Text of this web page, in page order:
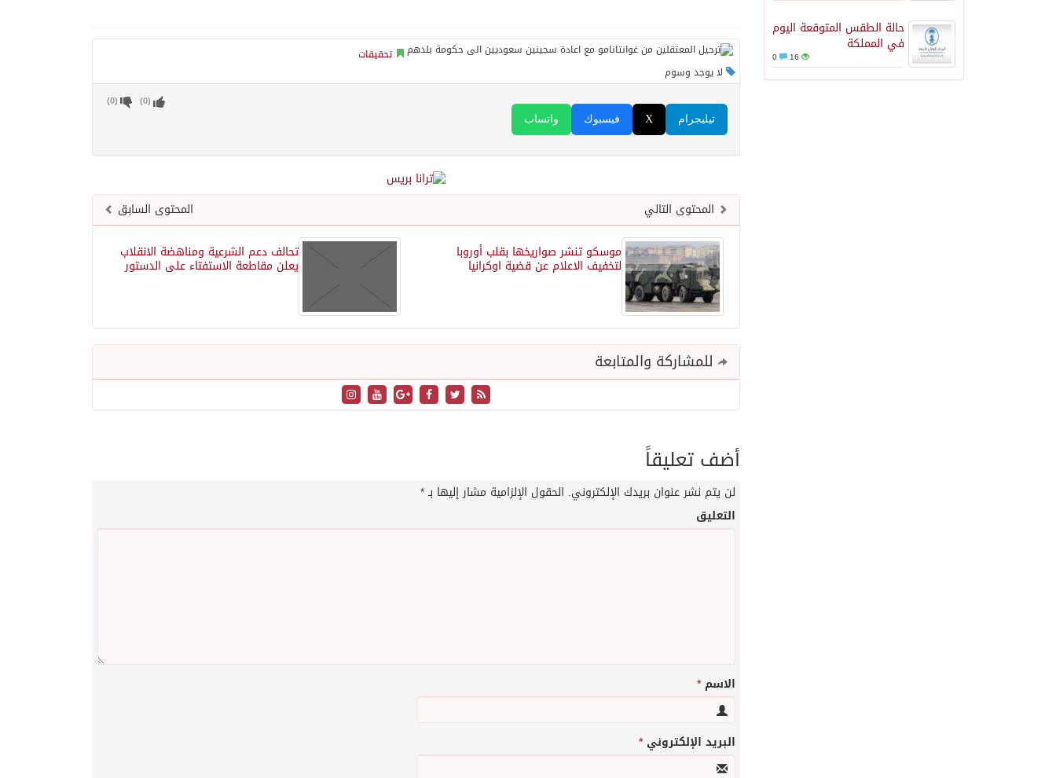
حالة الطقس المتوقعة اليوم
في المملكة
16
تحقيقات
لا يوجد وسوم
واتساب فيسبوك X تيليجرام
(
0
) (
0
)
المحتوى السابق
المحتوى التالي
تحالف دعم الشرعية ومناهضة الانقلاب
يعلن مقاطعة الاستفتاء على الدستور
موسكو تنشر صواريخها بقلب أوروبا
لتخفيف الاعلام عن قضية اوكرانيا
للمشاركة والمتابعة
أضف تعليقاً
لن يتم نشر عنوان بريدك الإلكتروني. الحقول الإلزامية مشار إليها بـ*
التعليق
الاسم*
البريد الإلكتروني*